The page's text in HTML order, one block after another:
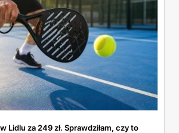
Lidlu za 249 zł. Sprawdziłam, czy to